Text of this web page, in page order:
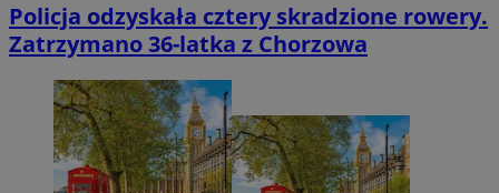
Policja odzyskała cztery skradzione rowery.
Zatrzymano 36-latka z Chorzowa